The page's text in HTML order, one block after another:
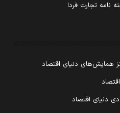
نامه تجارت فردا
همایش‌های دنیای اقتصاد
دنیای اقتصاد